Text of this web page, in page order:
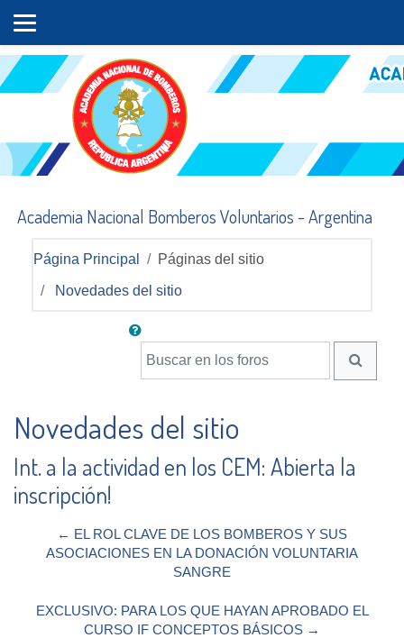
Academia Nacional Bomberos Voluntarios - Argentina
Página Principal Páginas del sitio
Novedades del sitio
Buscar en los foros
Novedades del sitio
Int. a la actividad en los CEM: Abierta la
inscripción!
← EL ROL CLAVE DE LOS BOMBEROS Y SUS
ASOCIACIONES EN LA DONACIÓN VOLUNTARIA
SANGRE
EXCLUSIVO: PARA LOS QUE HAYAN APROBADO EL
CURSO IF CONCEPTOS BÁSICOS →